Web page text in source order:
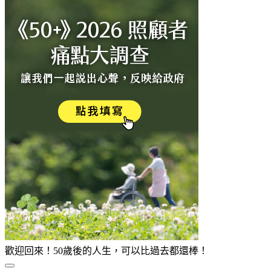
歡迎回來！50歲後的人生，可以比過去都還棒！